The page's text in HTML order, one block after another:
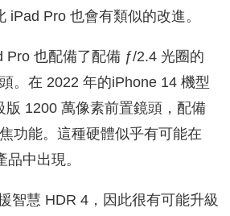
iPad Pro 也會有類似的改進。
Pro 也配備了配備 ƒ/2.4 光圈的
。在 2022 年的iPhone 14 機型
版 1200 萬像素前置鏡頭，配備
功能。這種硬體似乎有可能在
中出現。
智慧 HDR 4，因此很有可能升級